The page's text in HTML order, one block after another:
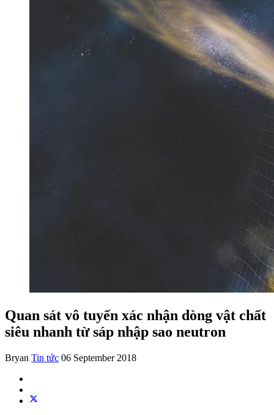
Quan sát vô tuyến xác nhận dòng vật chất
siêu nhanh từ sáp nhập sao neutron
Bryan Tin tức 06 September 2018